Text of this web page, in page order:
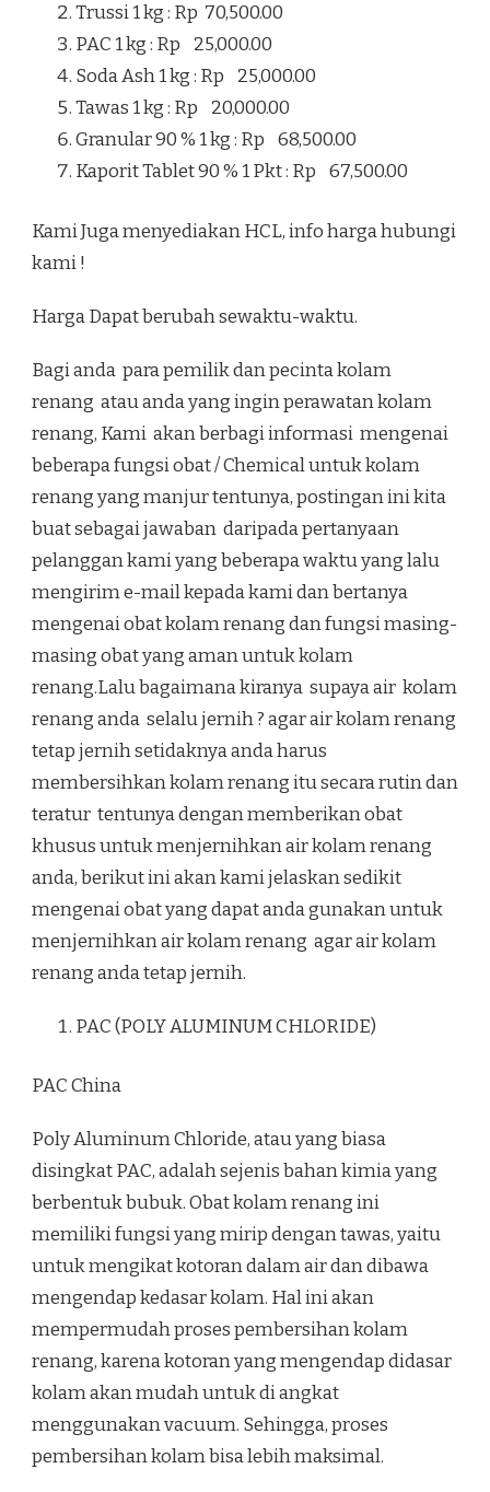
Trussi 1 kg : Rp 70,500.00
PAC 1 kg : Rp 25,000.00
Soda Ash 1 kg : Rp 25,000.00
Tawas 1 kg : Rp 20,000.00
Granular 90 % 1 kg : Rp 68,500.00
Kaporit Tablet 90 % 1 Pkt : Rp 67,500.00
Kami Juga menyediakan HCL, info harga hubungi
kami !
Harga Dapat berubah sewaktu-waktu.
Bagi anda para pemilik dan pecinta kolam
renang atau anda yang ingin perawatan kolam
renang, Kami akan berbagi informasi mengenai
beberapa fungsi obat / Chemical untuk kolam
renang yang manjur tentunya, postingan ini kita
buat sebagai jawaban daripada pertanyaan
pelanggan kami yang beberapa waktu yang lalu
mengirim e-mail kepada kami dan bertanya
mengenai obat kolam renang dan fungsi masing-
masing obat yang aman untuk kolam
renang.Lalu bagaimana kiranya supaya air kolam
renang anda selalu jernih ? agar air kolam renang
tetap jernih setidaknya anda harus
membersihkan kolam renang itu secara rutin dan
teratur tentunya dengan memberikan obat
khusus untuk menjernihkan air kolam renang
anda, berikut ini akan kami jelaskan sedikit
mengenai obat yang dapat anda gunakan untuk
menjernihkan air kolam renang agar air kolam
renang anda tetap jernih.
PAC (POLY ALUMINUM CHLORIDE)
PAC China
Poly Aluminum Chloride, atau yang biasa
disingkat PAC, adalah sejenis bahan kimia yang
berbentuk bubuk. Obat kolam renang ini
memiliki fungsi yang mirip dengan tawas, yaitu
untuk mengikat kotoran dalam air dan dibawa
mengendap kedasar kolam. Hal ini akan
mempermudah proses pembersihan kolam
renang, karena kotoran yang mengendap didasar
kolam akan mudah untuk di angkat
menggunakan vacuum. Sehingga, proses
pembersihan kolam bisa lebih maksimal.